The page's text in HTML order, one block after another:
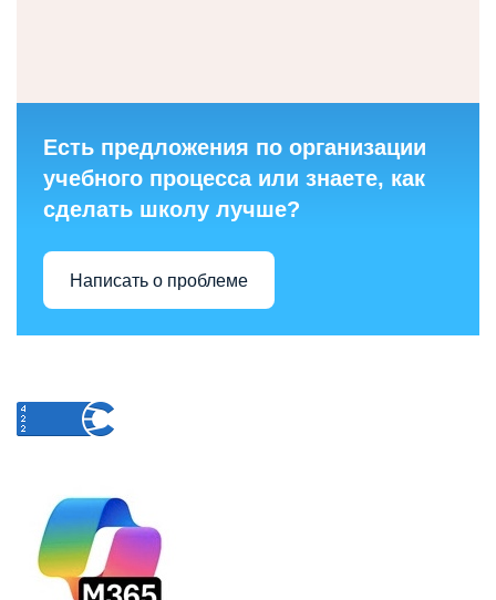
Есть предложения по организации
учебного процесса или знаете, как
сделать школу лучше?
Написать о проблеме